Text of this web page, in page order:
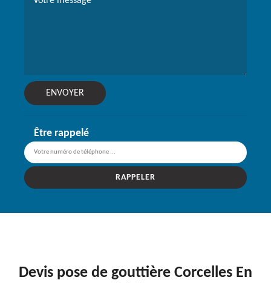
Être rappelé
Devis pose de gouttière Corcelles En